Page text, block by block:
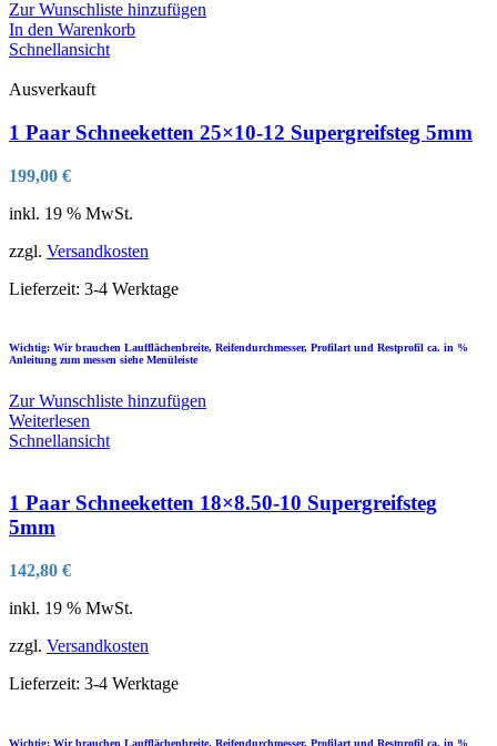
Zur Wunschliste hinzufügen
In den Warenkorb
Schnellansicht
Ausverkauft
1 Paar Schneeketten 25×10-12 Supergreifsteg 5mm
199,00 €
inkl. 19 % MwSt.
zzgl. Versandkosten
Lieferzeit: 3-4 Werktage
Wichtig: Wir brauchen Laufflächenbreite, Reifendurchmesser, Profilart und Restprofil ca. in %
Anleitung zum messen siehe Menüleiste
Zur Wunschliste hinzufügen
Weiterlesen
Schnellansicht
1 Paar Schneeketten 18×8.50-10 Supergreifsteg
5mm
142,80 €
inkl. 19 % MwSt.
zzgl. Versandkosten
Lieferzeit: 3-4 Werktage
Wichtig: Wir brauchen Laufflächenbreite, Reifendurchmesser, Profilart und Restprofil ca. in %